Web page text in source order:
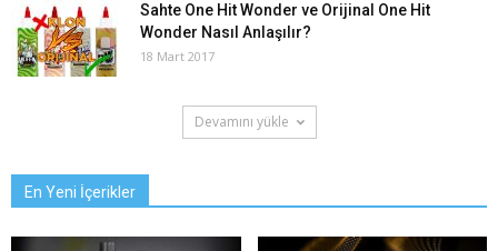
Sahte One Hit Wonder ve Orijinal One Hit
Wonder Nasıl Anlaşılır?
18 Mart 2017
Devamını yükle
En Yeni İçerikler